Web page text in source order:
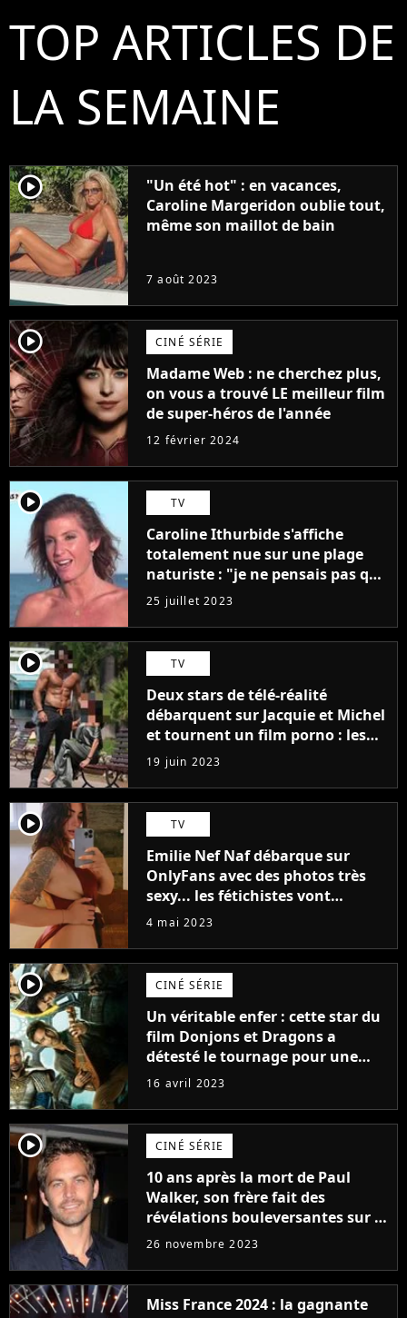
TOP ARTICLES DE
LA SEMAINE
player2
"Un été hot" : en vacances,
Caroline Margeridon oublie tout,
même son maillot de bain
7 août 2023
player2 CINÉ SÉRIE
Madame Web : ne cherchez plus,
on vous a trouvé LE meilleur film
de super-héros de l'année
12 février 2024
player2 TV
Caroline Ithurbide s'affiche
totalement nue sur une plage
naturiste : "je ne pensais pas que
j'arriverais à le faire..."
25 juillet 2023
player2 TV
Deux stars de télé-réalité
débarquent sur Jacquie et Michel
et tournent un film porno : les
premières images du tournage
(exclu)
19 juin 2023
player2 TV
Emilie Nef Naf débarque sur
OnlyFans avec des photos très
sexy... les fétichistes vont
prendre leur pied !
4 mai 2023
player2 CINÉ SÉRIE
Un véritable enfer : cette star du
film Donjons et Dragons a
détesté le tournage pour une
raison très spéciale
16 avril 2023
player2 CINÉ SÉRIE
10 ans après la mort de Paul
Walker, son frère fait des
révélations bouleversantes sur la
réaction des acteurs de Fast and
26 novembre 2023
Miss France 2024 : la gagnante